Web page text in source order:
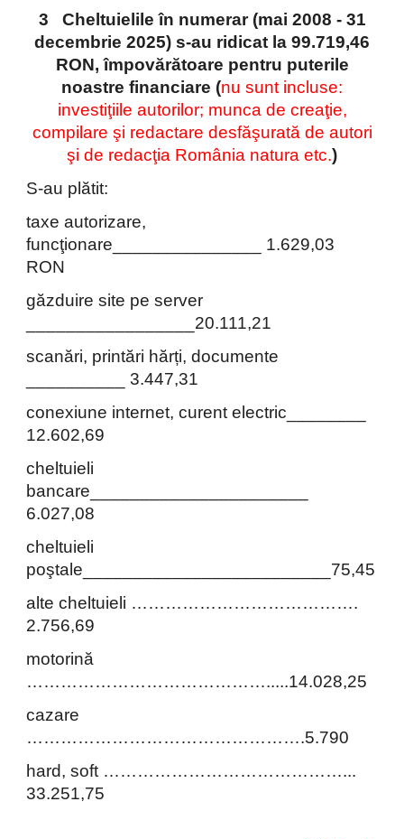
3 Cheltuielile în numerar (mai 2008 - 31
decembrie 2025) s-au ridicat la 99.719,46
RON, împovărătoare pentru puterile
noastre financiare (nu sunt incluse:
investiţiile autorilor; munca de creaţie,
compilare şi redactare desfăşurată de autori
şi de redacţia România natura etc.)
S-au plătit:
taxe autorizare,
funcţionare_______________ 1.629,03
RON
găzduire site pe server
_________________20.111,21
scanări, printări hărți, documente
__________ 3.447,31
conexiune internet, curent electric________
12.602,69
cheltuieli
bancare______________________
6.027,08
cheltuieli
poştale_________________________75,45
alte cheltuieli ………………………………….
2.756,69
motorină
…………………………………….....14.028,25
cazare
………………………………………….5.790
hard, soft ……………………………………...
33.251,75